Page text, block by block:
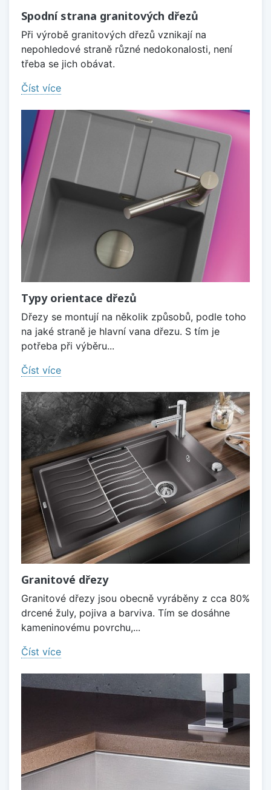
Spodní strana granitových dřezů
Při výrobě granitových dřezů vznikají na
nepohledové straně různé nedokonalosti, není
třeba se jich obávat.
Číst více
Typy orientace dřezů
Dřezy se montují na několik způsobů, podle toho
na jaké straně je hlavní vana dřezu. S tím je
potřeba při výběru...
Číst více
Granitové dřezy
Granitové dřezy jsou obecně vyráběny z cca 80%
drcené žuly, pojiva a barviva. Tím se dosáhne
kameninovému povrchu,...
Číst více